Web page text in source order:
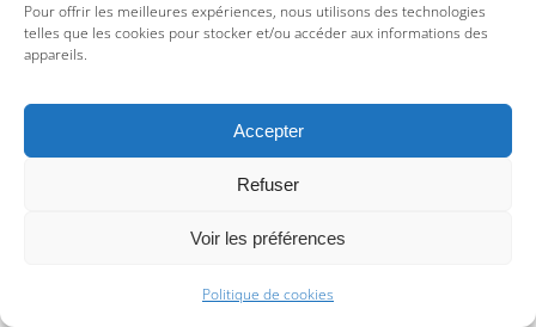
Pour offrir les meilleures expériences, nous utilisons des technologies
telles que les cookies pour stocker et/ou accéder aux informations des
appareils.
Accepter
Refuser
Voir les préférences
Politique de cookies